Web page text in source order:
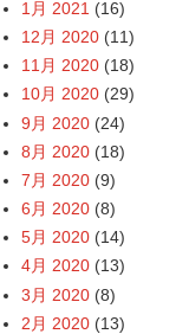
1月 2021 (16)
12月 2020 (11)
11月 2020 (18)
10月 2020 (29)
9月 2020 (24)
8月 2020 (18)
7月 2020 (9)
6月 2020 (8)
5月 2020 (14)
4月 2020 (13)
3月 2020 (8)
2月 2020 (13)